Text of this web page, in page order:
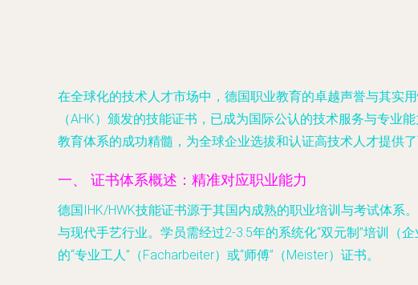
在全球化的技术人才市场中，德国职业教育的卓越声誉与其实
（AHK）颁发的技能证书，已成为国际公认的技术服务与专业
教育体系的成功精髓，为全球企业选拔和认证高技术人才提供了
一、 证书体系概述：精准对应职业能力
德国IHK/HWK技能证书源于其国内成熟的职业培训与考试体系
与现代手艺行业。学员需经过2-3.5年的系统化“双元制”培训（
的“专业工人”（Facharbeiter）或“师傅”（Meister）证书。